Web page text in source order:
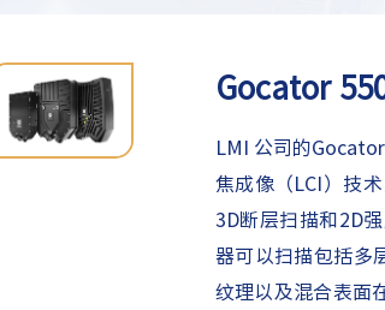
Gocator
LMI 公司的
焦成像（LCI）技
3D断层扫描和2D
器可以扫描包括多
纹理以及混合表面